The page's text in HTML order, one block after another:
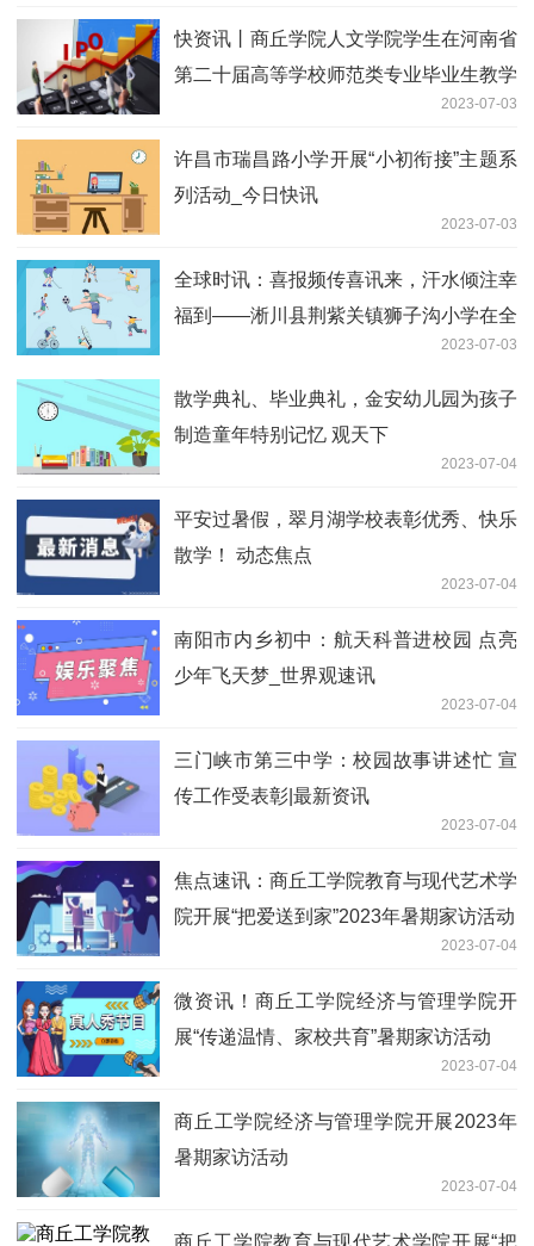
快资讯丨商丘学院人文学院学生在河南省
第二十届高等学校师范类专业毕业生教学
2023-07-03
许昌市瑞昌路小学开展“小初衔接”主题系
列活动_今日快讯
2023-07-03
全球时讯：喜报频传喜讯来，汗水倾注幸
福到——淅川县荆紫关镇狮子沟小学在全
2023-07-03
散学典礼、毕业典礼，金安幼儿园为孩子
制造童年特别记忆 观天下
2023-07-04
平安过暑假，翠月湖学校表彰优秀、快乐
散学！ 动态焦点
2023-07-04
南阳市内乡初中：航天科普进校园 点亮
少年飞天梦_世界观速讯
2023-07-04
三门峡市第三中学：校园故事讲述忙 宣
传工作受表彰|最新资讯
2023-07-04
焦点速讯：商丘工学院教育与现代艺术学
院开展“把爱送到家”2023年暑期家访活动
2023-07-04
微资讯！商丘工学院经济与管理学院开
展“传递温情、家校共育”暑期家访活动
2023-07-04
商丘工学院经济与管理学院开展2023年
暑期家访活动
2023-07-04